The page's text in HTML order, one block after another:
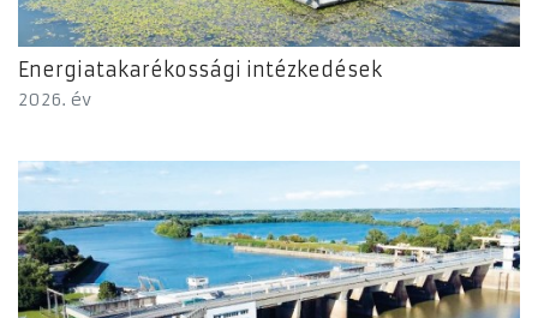
Energiatakarékossági intézkedések
2026. év